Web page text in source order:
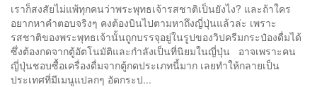
เราก็สงสัยไม่แพ้ทุกคนว่าพระพุทธเจ้ารสชาติเป็นยังไง? และถ้าใคร
อยากหาคำตอบจริงๆ คงต้องบินไปตามหาถึงญี่ปุ่นแล้วล่ะ เพราะ
รสชาติของพระพุทธเจ้านั้นถูกบรรจุอยู่ในรูปของวิปครีมกระป๋องดื่มได้
ซึ่งต้องกดจากตู้อัตโนมัติและกำลังเป็นที่นิยมในญี่ปุ่น อาจเพราะคน
ญี่ปุ่นชอบซื้อเครื่องดื่มจากตู้กดประเภทนี้มาก เลยทำให้กลายเป็น
ประเทศที่มีเมนูแปลกๆ อัดกระป...